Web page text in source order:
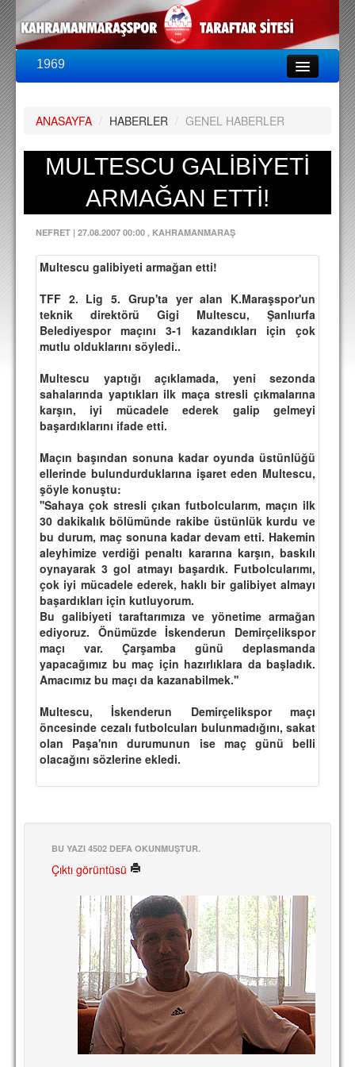
1969
PUAN DURUMU
FİKSTÜR
A TAKIM KADROSU
TEKNİK KADRO
TRANSFERLER
TARAFTAR
BİLETLER
LİSANSLI ÜRÜNLER
MULTİMEDYA
FOTOĞRAF & VİDEOLAR
MARŞ & TEZAHÜRATLAR
KULÜP
AMBLEM
SPOR TESİSLERİ
YÖNETİM KURULU
PERSONEL
SPONSORLAR
TARİHİ BAŞARILAR
BASINDAN
KUPA MAÇLARI
ESKi BAŞKANLAR
ESKİ HOCALAR
MİSYON
HAKKIMIZDA
İRTİBAT
SİTE İSTATİSTİKLERİ
REKLAM YAYINI
ANASAYFA / HABERLER / GENEL HABERLER
MULTESCU GALİBİYETİ
ARMAĞAN ETTİ!
NEFRET | 27.08.2007 00:00 , KAHRAMANMARAŞ
Multescu galibiyeti armağan etti!
TFF 2. Lig 5. Grup'ta yer alan K.Maraşspor'un
teknik direktörü Gigi Multescu, Şanlıurfa
Belediyespor maçını 3-1 kazandıkları için çok
mutlu olduklarını söyledi..
Multescu yaptığı açıklamada, yeni sezonda
sahalarında yaptıkları ilk maça stresli çıkmalarına
karşın, iyi mücadele ederek galip gelmeyi
başardıklarını ifade etti.
Maçın başından sonuna kadar oyunda üstünlüğü
ellerinde bulundurduklarına işaret eden Multescu,
şöyle konuştu:
''Sahaya çok stresli çıkan futbolcularım, maçın ilk
30 dakikalık bölümünde rakibe üstünlük kurdu ve
bu durum, maç sonuna kadar devam etti. Hakemin
aleyhimize verdiği penaltı kararına karşın, baskılı
oynayarak 3 gol atmayı başardık. Futbolcularımı,
çok iyi mücadele ederek, haklı bir galibiyet almayı
başardıkları için kutluyorum.
Bu galibiyeti taraftarımıza ve yönetime armağan
ediyoruz. Önümüzde İskenderun Demirçelikspor
maçı var. Çarşamba günü deplasmanda
yapacağımız bu maç için hazırlıklara da başladık.
Amacımız bu maçı da kazanabilmek.''
Multescu, İskenderun Demirçelikspor maçı
öncesinde cezalı futbolcuları bulunmadığını, sakat
olan Paşa'nın durumunun ise maç günü belli
olacağını sözlerine ekledi.
BU YAZI 4502 DEFA OKUNMUŞTUR.
Çıktı görüntüsü